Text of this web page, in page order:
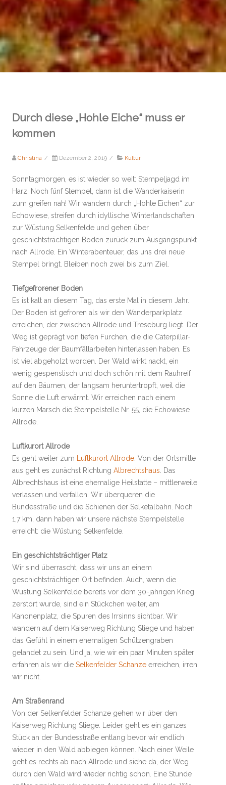
Durch diese „Hohle Eiche“ muss er
kommen
Christina / Dezember 2, 2019 / Kultur
Sonntagmorgen, es ist wieder so weit: Stempeljagd im
Harz. Noch fünf Stempel, dann ist die Wanderkaiserin
zum greifen nah! Wir wandern durch „Hohle Eichen“ zur
Echowiese, streifen durch idyllische Winterlandschaften
zur Wüstung Selkenfelde und gehen über
geschichtsträchtigen Boden zurück zum Ausgangspunkt
nach Allrode. Ein Winterabenteuer, das uns drei neue
Stempel bringt. Bleiben noch zwei bis zum Ziel.
Tiefgefrorener Boden
Es ist kalt an diesem Tag, das erste Mal in diesem Jahr.
Der Boden ist gefroren als wir den Wanderparkplatz
erreichen, der zwischen Allrode und Treseburg liegt. Der
Weg ist geprägt von tiefen Furchen, die die Caterpillar-
Fahrzeuge der Baumfällarbeiten hinterlassen haben. Es
ist viel abgeholzt worden. Der Wald wirkt nackt, ein
wenig gespenstisch und doch schön mit dem Rauhreif
auf den Bäumen, der langsam heruntertropft, weil die
Sonne die Luft erwärmt. Wir erreichen nach einem
kurzen Marsch die Stempelstelle Nr. 55, die Echowiese
Allrode.
Luftkurort Allrode
Es geht weiter zum
Luftkurort Allrode . Von der Ortsmitte
aus geht es zunächst Richtung Albrechtshaus . Das
Albrechtshaus ist eine ehemalige Heilstätte – mittlerweile
verlassen und verfallen. Wir überqueren die
Bundesstraße und die Schienen der Selketalbahn. Noch
1,7 km, dann haben wir unsere nächste Stempelstelle
erreicht: die Wüstung Selkenfelde.
Ein geschichtsträchtiger Platz
Wir sind überrascht, dass wir uns an einem
geschichtsträchtigen Ort befinden. Auch, wenn die
Wüstung Selkenfelde bereits vor dem 30-jährigen Krieg
zerstört wurde, sind ein Stückchen weiter, am
Kanonenplatz, die Spuren des Irrsinns sichtbar. Wir
wandern auf dem Kaiserweg Richtung Stiege und haben
das Gefühl in einem ehemaligen Schützengraben
gelandet zu sein. Und ja, wie wir ein paar Minuten später
erfahren als wir die Selkenfelder Schanze erreichen, irren
wir nicht.
Am Straßenrand
Von der Selkenfelder Schanze gehen wir über den
Kaiserweg Richtung Stiege. Leider geht es ein ganzes
Stück an der Bundesstraße entlang bevor wir endlich
wieder in den Wald abbiegen können. Nach einer Weile
geht es rechts ab nach Allrode und siehe da, der Weg
durch den Wald wird wieder richtig schön. Eine Stunde